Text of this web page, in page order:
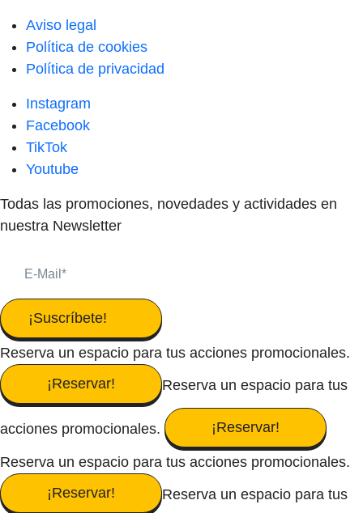
Aviso legal
Política de cookies
Política de privacidad
Instagram
Facebook
TikTok
Youtube
Todas las promociones, novedades y actividades en
nuestra Newsletter
¡Suscríbete!
Reserva un espacio para tus acciones promocionales.
¡Reservar!
Reserva un espacio para tus
acciones promocionales. ¡Reservar!
Reserva un espacio para tus acciones promocionales.
¡Reservar!
Reserva un espacio para tus